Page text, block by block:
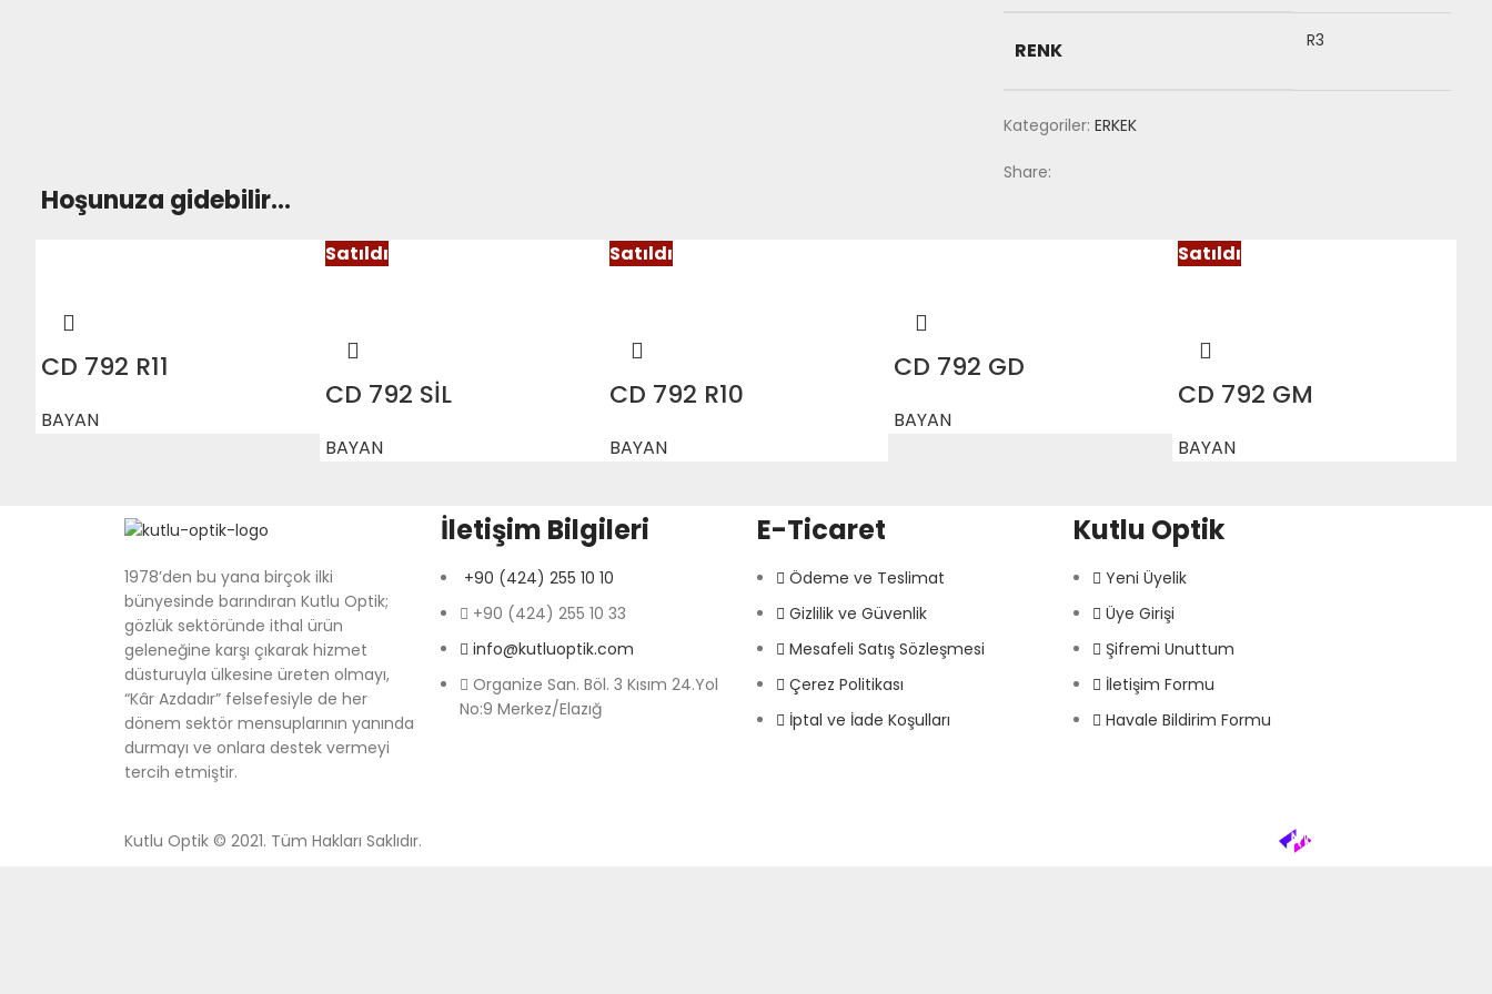
RENK R3
Kategoriler: ERKEK
Share:
Hoşunuza gidebilir…
CD 792 R11
BAYAN
Satıldı
CD 792 SİL
BAYAN
Satıldı
CD 792 R10
BAYAN
CD 792 GD
BAYAN
Satıldı
CD 792 GM
BAYAN
1978’den bu yana birçok ilki
bünyesinde barındıran Kutlu Optik;
gözlük sektöründe ithal ürün
geleneğine karşı çıkarak hizmet
düsturuyla ülkesine üreten olmayı,
“Kâr Azdadır” felsefesiyle de her
dönem sektör mensuplarının yanında
durmayı ve onlara destek vermeyi
tercih etmiştir.
İletişim Bilgileri
+90 (424) 255 10 10
+90 (424) 255 10 33
info@kutluoptik.com
Organize San. Böl. 3 Kısım 24.Yol
No:9 Merkez/Elazığ
E-Ticaret
Ödeme ve Teslimat
Gizlilik ve Güvenlik
Mesafeli Satış Sözleşmesi
Çerez Politikası
İptal ve İade Koşulları
Kutlu Optik
Yeni Üyelik
Üye Girişi
Şifremi Unuttum
İletişim Formu
Havale Bildirim Formu
Kutlu Optik © 2021. Tüm Hakları Saklıdır.